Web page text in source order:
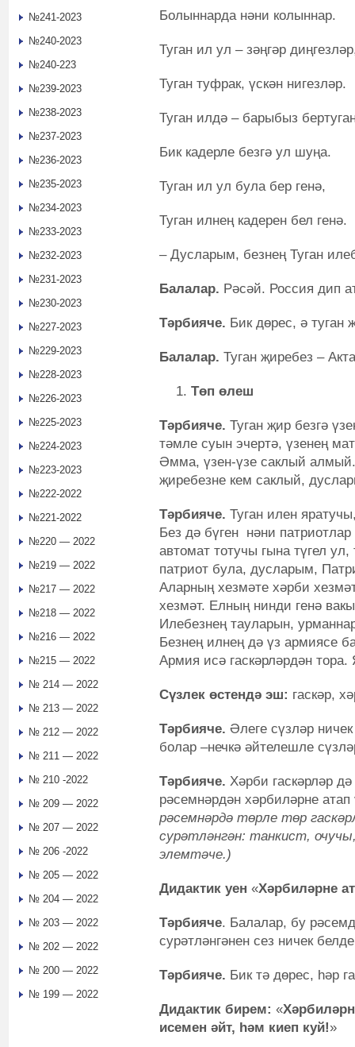
Болыннарда нәни колыннар.
Туган ил ул – зәңгәр
Туган туфрак, үскән нигезләр.
Туган илдә – барыбыз
Бик кадерле безгә ул шуңа.
Туган ил ул була бер генә,
Туган илнең кадерен бел генә.
– Дусларым, безнең Туган
Балалар. Рәсәй. Россия дип
Тәрбияче. Бик дөрес, ә туган
Балалар. Туган җиребез –
Төп өлеш
Тәрбияче. Туган җир безгә
тәмле суын эчертә, үзенең
Әмма, үзен-үзе саклый
җиребезне кем саклый,
Тәрбияче. Туган илен
Без дә бүген нәни
автомат тотучы гына түгел
патриот була, дусларым,
Аларның хезмәте хәрби
хезмәт. Елның нинди генә
Илебезнең тауларын,
Безнең илнең дә үз армиясе
Армия исә гаскәрләрдән тора.
Сүзлек өстендә эш: гаскәр,
Тәрбияче. Әлеге сүзләр
болар –нечкә әйтелешле
Тәрбияче. Хәрби гаскәрләр
рәсемнәрдән хәрбиләрне
рәсемнәрдә төрле төр
сурәтләнгән: танкист,
элемтәче.)
Дидактик уен «Хәрбиләрне
Тәрбияче. Балалар, бу
сурәтләнгәнен сез ничек
Тәрбияче. Бик тә дөрес, һәр
Дидактик бирем: «
исемен әйт, һәм киеп куй!»
№241-2023
№240-2023
№240-223
№239-2023
№238-2023
№237-2023
№236-2023
№235-2023
№234-2023
№233-2023
№232-2023
№231-2023
№230-2023
№227-2023
№229-2023
№228-2023
№226-2023
№225-2023
№224-2023
№223-2023
№222-2022
№221-2022
№220 — 2022
№219 — 2022
№217 — 2022
№218 — 2022
№216 — 2022
№215 — 2022
№ 214 — 2022
№ 213 — 2022
№ 212 — 2022
№ 211 — 2022
№ 210 -2022
№ 209 — 2022
№ 207 — 2022
№ 206 -2022
№ 205 — 2022
№ 204 — 2022
№ 203 — 2022
№ 202 — 2022
№ 200 — 2022
№ 199 — 2022